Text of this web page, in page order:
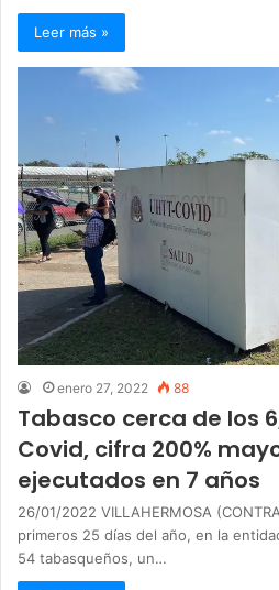
Leer más »
enero 27, 2022 88
Tabasco cerca de los
Covid, cifra 200%
ejecutados en 7 años
26/01/2022 VILLAHERMOSA
primeros 25 días del año, en la
54 tabasqueños, un…